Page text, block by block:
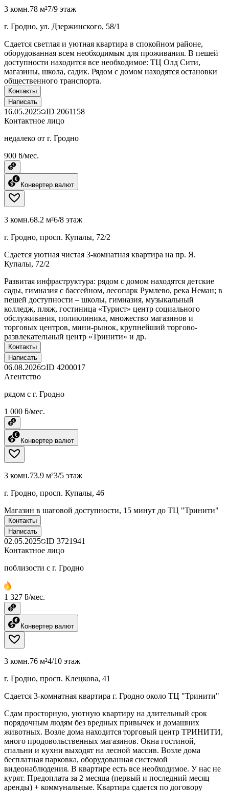
3 комн.78 м²7/9 этаж
г. Гродно, ул. Дзержинского, 58/1
Сдается светлая и уютная квартира в спокойном районе,
оборудованная всем необходимым для проживания. В пешей
доступности находится все необходимое: ТЦ Олд Сити,
магазины, школа, садик. Рядом с домом находятся остановки
общественного транспорта.
Контакты
Написать
16.05.2025 ID 2061158
Контактное лицо
недалеко от г. Гродно
900 ƃ/мес.
Конвертер валют
3 комн.68.2 м²6/8 этаж
г. Гродно, просп. Купалы, 72/2
Сдается уютная чистая 3-комнатная квартира на пр. Я.
Купалы, 72/2
Развитая инфраструктура: рядом с домом находятся детские
сады, гимназия с бассейном, лесопарк Румлево, река Неман; в
пешей доступности – школы, гимназия, музыкальный
колледж, пляж, гостиница «Турист» центр социального
обслуживания, поликлиника, множество магазинов и
торговых центров, мини-рынок, крупнейший торгово-
развлекательный центр «Тринити» и др.
Контакты
Написать
06.08.2026 ID 4200017
Агентство
рядом с г. Гродно
1 000 ƃ/мес.
Конвертер валют
3 комн.73.9 м²3/5 этаж
г. Гродно, просп. Купалы, 46
Магазин в шаговой доступности, 15 минут до ТЦ "Тринити"
Контакты
Написать
02.05.2025 ID 3721941
Контактное лицо
поблизости с г. Гродно
1 327 ƃ/мес.
Конвертер валют
3 комн.76 м²4/10 этаж
г. Гродно, просп. Клецкова, 41
Сдается 3-комнатная квартира г. Гродно около ТЦ "Тринити"
Сдам просторную, уютную квартиру на длительный срок
порядочным людям без вредных привычек и домашних
животных. Возле дома находится торговый центр ТРИНИТИ,
много продовольственных магазинов. Окна гостиной,
спальни и кухни выходят на лесной массив. Возле дома
бесплатная парковка, оборудованная системой
видеонаблюдения. В квартире есть все необходимое. У нас не
курят. Предоплата за 2 месяца (первый и последний месяц
аренды) + коммунальные. Квартира сдается по договору